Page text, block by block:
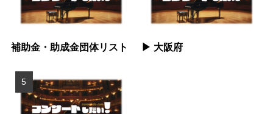
補助金・助成金団体リスト ▶︎ 大阪府